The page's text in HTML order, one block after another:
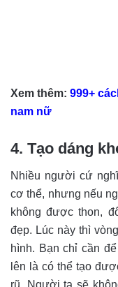
Xem thêm: 999+
nam nữ
4. Tạo dáng
Nhiều người cứ
cơ thể, nhưng nếu
không được thon,
đẹp. Lúc này thì
hình. Bạn chỉ cần
lên là có thể tạo
rũ. Người ta sẽ